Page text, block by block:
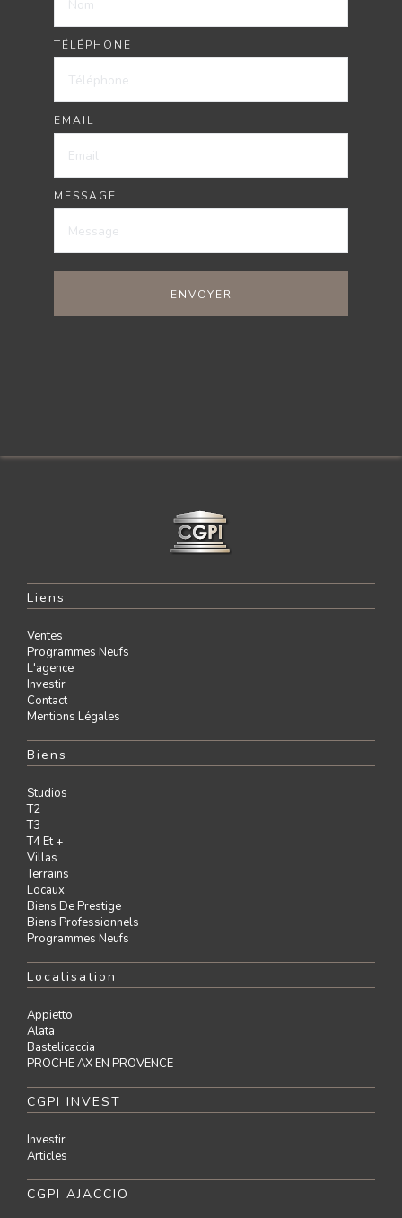
TÉLÉPHONE
EMAIL
MESSAGE
ENVOYER
Liens
Ventes
Programmes Neufs
L'agence
Investir
Contact
Mentions Légales
Biens
Studios
T2
T3
T4 Et +
Villas
Terrains
Locaux
Biens De Prestige
Biens Professionnels
Programmes Neufs
Localisation
Appietto
Alata
Bastelicaccia
PROCHE AX EN PROVENCE
CGPI INVEST
Investir
Articles
CGPI AJACCIO